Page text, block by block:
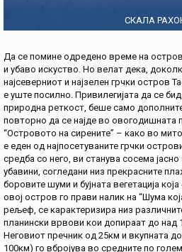
СКАЛА
Да се помине одредено време на
и убаво искуство. Но велат дека,
најсеверниот и најзелен грчки остров
е уште посилно. Привилегијата да се
природна реткост, беше само
повторно да се најде во овогодишната
“Островото на сирените” – како во
е еден од најпосетуваните грчки
средба со него, ви станува сосема
убавини, согледани низ прекрасните
боровите шуми и бујната вегетација
овој остров го прави налик на “Шума
рељеф, сe карактеризира низ
планински врвови кои допираат до над
Неговиот пречник од 25км и вкупната
100км) го вбројува во средните по